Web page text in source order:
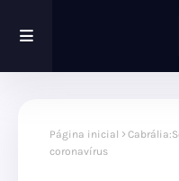
Página inicial
coronavírus